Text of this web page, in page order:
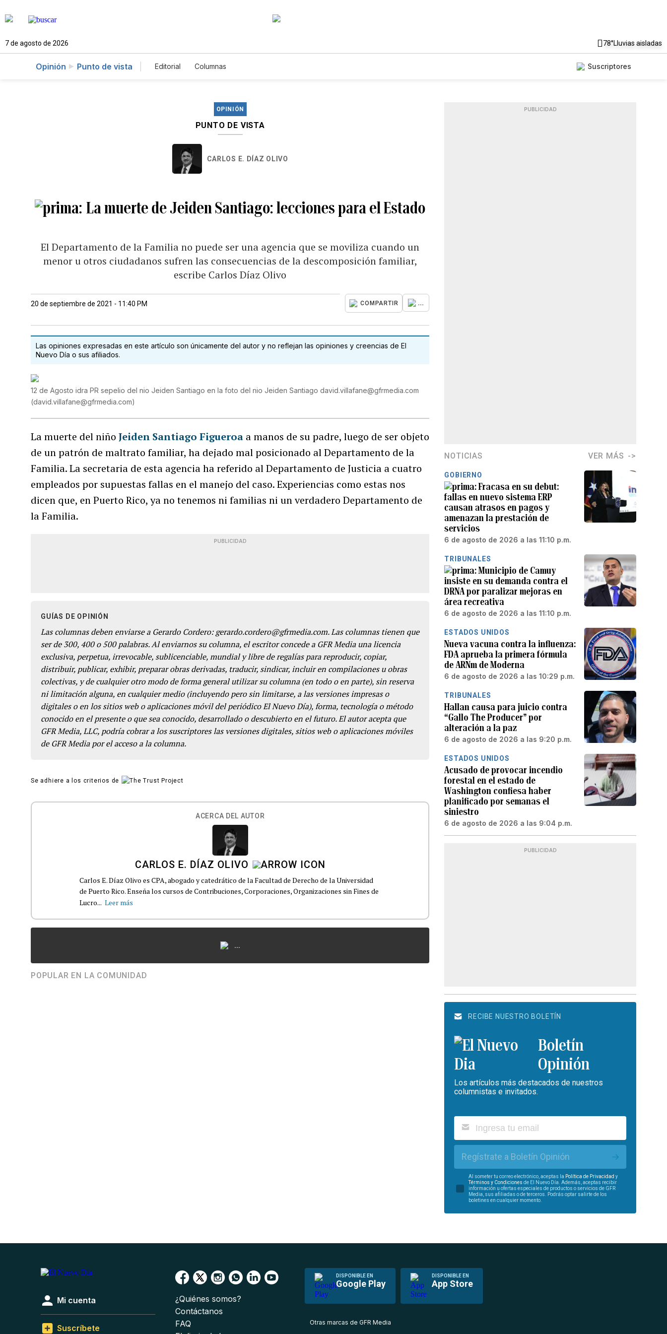
7 de agosto de 2026 78°Lluvias aisladas
Opinión Punto de vista Editorial Columnas Suscriptores
OPINIÓN
PUNTO DE VISTA
CARLOS E. DÍAZ OLIVO
La muerte de Jeiden Santiago: lecciones para el Estado
El Departamento de la Familia no puede ser una agencia que se moviliza cuando un
menor u otros ciudadanos sufren las consecuencias de la descomposición familiar,
escribe Carlos Díaz Olivo
20 de septiembre de 2021 - 11:40 PM COMPARTIR ...
Las opiniones expresadas en este artículo son únicamente del autor y no reflejan las opiniones y creencias de El
Nuevo Día o sus afiliados.
12 de Agosto idra PR sepelio del nio Jeiden Santiago en la foto del nio Jeiden Santiago david.villafane@gfrmedia.com
(david.villafane@gfrmedia.com)
La muerte del niñoJeiden Santiago Figueroa a manos de su padre, luego de ser objeto
de un patrón de maltrato familiar, ha dejado mal posicionado al Departamento de la
Familia. La secretaria de esta agencia ha referido al Departamento de Justicia a cuatro
empleados por supuestas fallas en el manejo del caso. Experiencias como estas nos
dicen que, en Puerto Rico, ya no tenemos ni familias ni un verdadero Departamento de
la Familia.
PUBLICIDAD
GUÍAS DE OPINIÓN
Las columnas deben enviarse a Gerardo Cordero: gerardo.cordero@gfrmedia.com. Las columnas tienen que
ser de 300, 400 o 500 palabras. Al enviarnos su columna, el escritor concede a GFR Media una licencia
exclusiva, perpetua, irrevocable, sublicenciable, mundial y libre de regalías para reproducir, copiar,
distribuir, publicar, exhibir, preparar obras derivadas, traducir, sindicar, incluir en compilaciones u obras
colectivas, y de cualquier otro modo de forma general utilizar su columna (en todo o en parte), sin reserva
ni limitación alguna, en cualquier medio (incluyendo pero sin limitarse, a las versiones impresas o
digitales o en los sitios web o aplicaciones móvil del periódico El Nuevo Día), forma, tecnología o método
conocido en el presente o que sea conocido, desarrollado o descubierto en el futuro. El autor acepta que
GFR Media, LLC, podría cobrar a los suscriptores las versiones digitales, sitios web o aplicaciones móviles
de GFR Media por el acceso a la columna.
Se adhiere a los criterios de
ACERCA DEL AUTOR
CARLOS E. DÍAZ OLIVO
Carlos E. Díaz Olivo es CPA, abogado y catedrático de la Facultad de Derecho de la Universidad
de Puerto Rico. Enseña los cursos de Contribuciones, Corporaciones, Organizaciones sin Fines de
Lucro... Leer más
...
POPULAR EN LA COMUNIDAD
PUBLICIDAD
NOTICIAS VER MÁS
GOBIERNO
Fracasa en su debut:
fallas en nuevo sistema ERP
causan atrasos en pagos y
amenazan la prestación de
servicios
6 de agosto de 2026 a las 11:10 p.m.
TRIBUNALES
Municipio de Camuy
insiste en su demanda contra el
DRNA por paralizar mejoras en
área recreativa
6 de agosto de 2026 a las 11:10 p.m.
ESTADOS UNIDOS
Nueva vacuna contra la influenza:
FDA aprueba la primera fórmula
de ARNm de Moderna
6 de agosto de 2026 a las 10:29 p.m.
TRIBUNALES
Hallan causa para juicio contra
“Gallo The Producer” por
alteración a la paz
6 de agosto de 2026 a las 9:20 p.m.
ESTADOS UNIDOS
Acusado de provocar incendio
forestal en el estado de
Washington confiesa haber
planificado por semanas el
siniestro
6 de agosto de 2026 a las 9:04 p.m.
PUBLICIDAD
RECIBE NUESTRO BOLETÍN
Boletín
Opinión
Los artículos más destacados de nuestros
columnistas e invitados.
Regístrate a Boletín Opinión
Al someter tu correo electrónico, aceptas la Política de Privacidad y
Términos y Condiciones de El Nuevo Día. Además, aceptas recibir
información u ofertas especiales de productos o servicios de GFR
Media, sus afiliadas o de terceros. Podrás optar salirte de los
boletines en cualquier momento.
DISPONIBLE EN
Google Play
DISPONIBLE EN
App Store
Mi cuenta
Suscríbete
¿Quiénes somos?
Contáctanos
FAQ
Otras marcas de GFR Media